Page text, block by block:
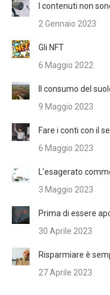
I contenuti non
2 Gennaio 2023
Gli NFT
6 Maggio 2022
Il consumo del
9 Maggio 2023
Fare i conti con il
6 Maggio 2023
L’esagerato
3 Maggio 2023
Prima di essere
30 Aprile 2023
Risparmiare è
27 Aprile 2023